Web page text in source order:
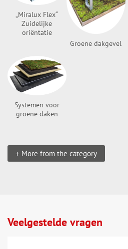
„Miralux Flex“
Zuidelijke
oriëntatie
Groene dakgevel
Systemen voor
groene daken
+ More from the category
Veelgestelde vragen